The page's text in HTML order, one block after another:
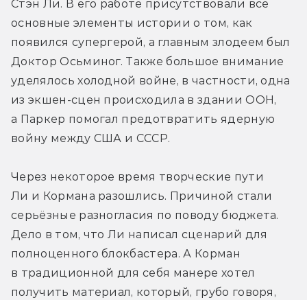
Стэн Ли. В его работе присутствовали все
основные элементы истории о том, как
появился супергерой, а главным злодеем был
Доктор Осьминог. Также большое внимание
уделялось холодной войне, в частности, одна
из экшен-сцен происходила в здании ООН,
а Паркер помогал предотвратить ядерную
войну между США и СССР.
Через некоторое время творческие пути
Ли и Кормана разошлись. Причиной стали
серьёзные разногласия по поводу бюджета.
Дело в том, что Ли написал сценарий для
полноценного блокбастера. А Корман
в традиционной для себя манере хотел
получить материал, который, грубо говоря,